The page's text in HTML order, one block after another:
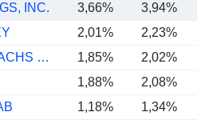
INC. 3,66% 3,94%
2,01% 2,23%
THE GOLDMAN SACHS GROUP, INC.
1,85% 2,02%
1,88% 2,08%
1,18% 1,34%